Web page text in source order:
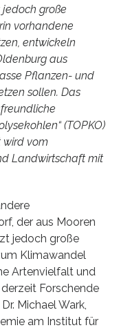
große
vorhandene
entwickeln
aus
Pflanzen- und
sollen. Das
(TOPKO)
wird vom
Landwirtschaft mit
der aus Mooren
jedoch große
Klimawandel
Artenvielfalt und
Forschende
Michael Wark,
am Institut für